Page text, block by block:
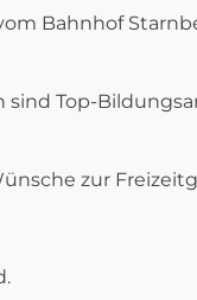
Bahnhof
Top-
zur